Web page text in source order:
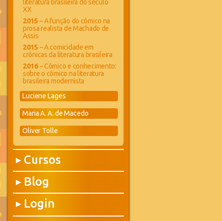
literatura brasileira do século
XX
2015 – A função do cômico na
prosa realista de Machado de
Assis
2015 – A comicidade em
crônicas da literatura brasileira
2016– Cômico e conhecimento:
sobre o cômico na literatura
brasileira modernista
Luciene Lages
Maria A. A. de Macedo
Oliver Tolle
▶ Cursos
▶ Blog
▶ Login